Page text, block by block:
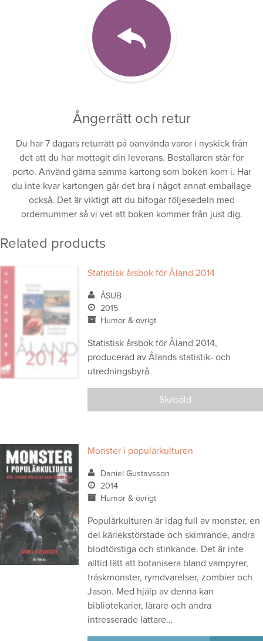
Ångerrätt och retur
Du har 7 dagars returrätt på oanvända varor i nyskick från
det att du har mottagit din leverans. Beställaren står för
porto. Använd gärna samma kartong som boken kom i. Har
du inte kvar kartongen går det bra i något annat emballage
också. Det är viktigt att du bifogar följesedeln med
ordernummer så vi vet att boken kommer från just dig.
Related products
Statistisk årsbok för Åland 2014
ÅSUB
2015
Humor & övrigt
Statistisk årsbok för Åland 2014,
producerad av Ålands statistik- och
utredningsbyrå.
Slutsåld
Monster i populärkulturen
Daniel Gustavsson
2014
Humor & övrigt
Populärkulturen är idag full av monster, en
del kärlekstörstade och skimrande, andra
blodtörstiga och stinkande. Det är inte
alltid lätt att botanisera bland vampyrer,
träskmonster, rymdvarelser, zombier och
Jason. Med hjälp av denna kan
bibliotekarier, lärare och andra
intresserade lättare…